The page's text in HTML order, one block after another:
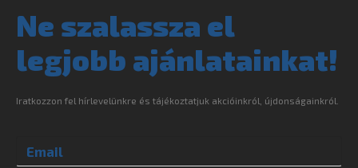
Ne szalassza el
legjobb ajánlatainkat!
Iratkozzon fel hírlevelünkre és tájékoztatjuk akcióinkról, újdonságainkról.